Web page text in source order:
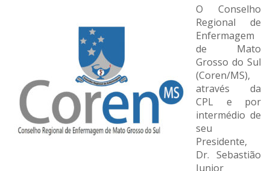
O Conselho
Regional de
Enfermagem
de Mato
Grosso do Sul
(Coren/MS),
através da
CPL e por
intermédio de
seu
Presidente,
Dr. Sebastião
Junior